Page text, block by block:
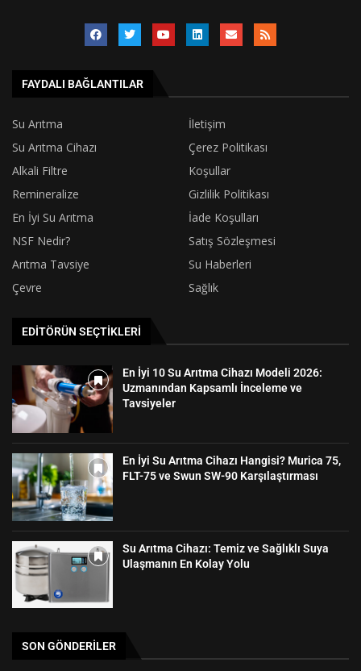
FAYDALI BAĞLANTILAR
Su Arıtma
İletişim
Su Arıtma Cihazı
Çerez Politikası
Alkali Filtre
Koşullar
Remineralize
Gizlilik Politikası
En İyi Su Arıtma
İade Koşulları
NSF Nedir?
Satış Sözleşmesi
Arıtma Tavsiye
Su Haberleri
Çevre
Sağlık
EDITÖRÜN SEÇTIKLERI
En İyi 10 Su Arıtma Cihazı Modeli 2026:
Uzmanından Kapsamlı İnceleme ve
Tavsiyeler
En İyi Su Arıtma Cihazı Hangisi? Murica 75,
FLT-75 ve Swun SW-90 Karşılaştırması
Su Arıtma Cihazı: Temiz ve Sağlıklı Suya
Ulaşmanın En Kolay Yolu
SON GÖNDERILER